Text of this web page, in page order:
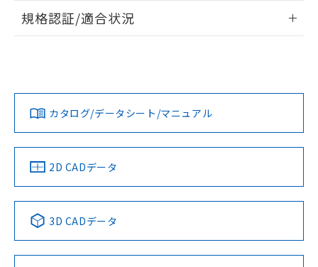
ログイン/会員登録
ダウンロードデータをご利用いただく前に、以下を必ずお読
みください。
ソフトウェアの使用条件
EU RoHS 注意事項・凡例
対応済み
中国 RoHS 注意事項・凡例
Pb Hg Cd Cr(VI)
規格認証/適合状況
LR型式承認
（イギリス
船舶規格）
DNV型式承認
（ノルウェー
BV型式承認
（フランス
KR型式
（韓国
No No No No
この製品の規格認証/適合状況ページへ
その他の認証はこちらのページからご検索ください
カタログ/データシート/マニュアル
2D CADデータ
3D CADデータ